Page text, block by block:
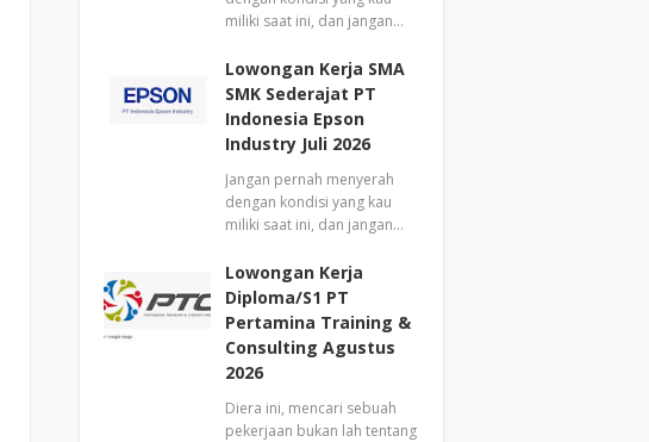
miliki saat ini, dan jangan…
Lowongan Kerja SMA
SMK Sederajat PT
Indonesia Epson
Industry Juli 2026
Jangan pernah menyerah
dengan kondisi yang kau
miliki saat ini, dan jangan…
Lowongan Kerja
Diploma/S1 PT
Pertamina Training &
Consulting Agustus
2026
Diera ini, mencari sebuah
pekerjaan bukan lah tentang